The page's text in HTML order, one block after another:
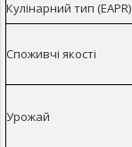
Кулінарний тип (EAPR)
Споживчі якості
Урожай